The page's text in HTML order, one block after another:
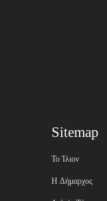
Sitemap
Το Ίλιον
H Δήμαρχος